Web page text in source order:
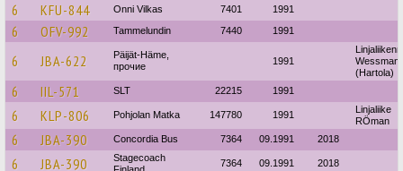
6 KFU-844 Onni Vilkas 7401 1991
6 OFV-992 Tammelundin 7440 1991
6 JBA-622
Päijät-Häme,
прочие
1991
Wessman
(Hartola)
6 IIL-571 SLT 22215 1991
6 KLP-806 Pohjolan Matka 147780 1991
Linjaliike
RÖman
6 JBA-390 Concordia Bus 7364 09.1991 2018
6 JBA-390
Stagecoach
7364 09.1991 2018